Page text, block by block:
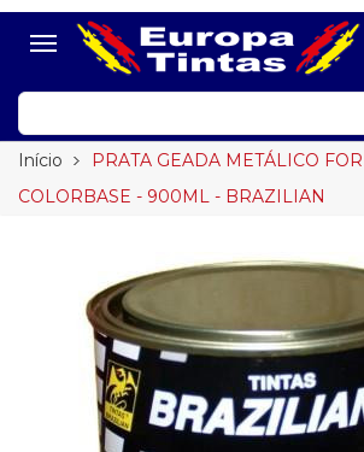
Início
PRATA GEADA METÁLICO
COLORBASE - 900ML - BRAZILIAN